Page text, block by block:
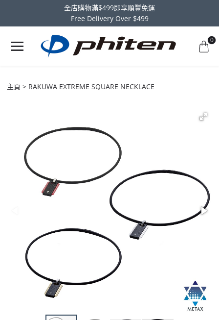
全店購物滿$499即享順豐免運
Free Delivery Over $499
0
主頁 RAKUWA EXTREME SQUARE NECKLACE